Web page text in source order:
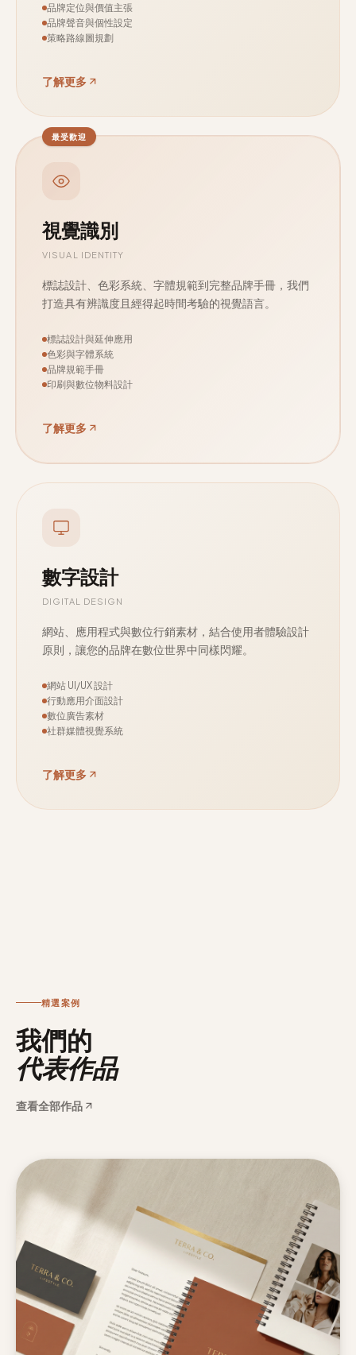
品牌定位與價值主張
品牌聲音與個性設定
策略路線圖規劃
了解更多
最受歡迎
視覺識別
VISUAL IDENTITY
標誌設計、色彩系統、字體規範到完整品牌手冊，我們
打造具有辨識度且經得起時間考驗的視覺語言。
標誌設計與延伸應用
色彩與字體系統
品牌規範手冊
印刷與數位物料設計
了解更多
數字設計
DIGITAL DESIGN
網站、應用程式與數位行銷素材，結合使用者體驗設計
原則，讓您的品牌在數位世界中同樣閃耀。
網站 UI/UX 設計
行動應用介面設計
數位廣告素材
社群媒體視覺系統
了解更多
精選案例
我們的
代表作品
查看全部作品